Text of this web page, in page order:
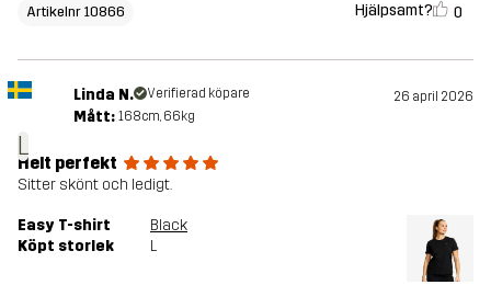
Artikelnr 10866 Hjälpsamt? 0
L
Linda N. Verifierad köpare 26 april 2026
Mått: 168cm, 66kg
Helt perfekt
Sitter skönt och ledigt.
Easy T-shirt
Black
Köpt storlek
L